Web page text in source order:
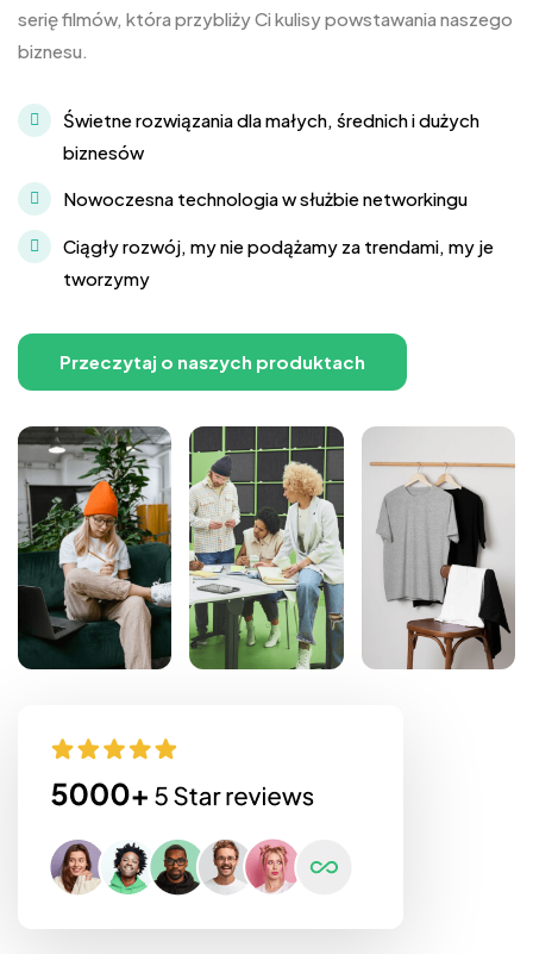
serię filmów, która przybliży Ci kulisy powstawania naszego
biznesu.
Świetne rozwiązania dla małych, średnich i dużych
biznesów
Nowoczesna technologia w służbie networkingu
Ciągły rozwój, my nie podążamy za trendami, my je
tworzymy
Przeczytaj o naszych produktach